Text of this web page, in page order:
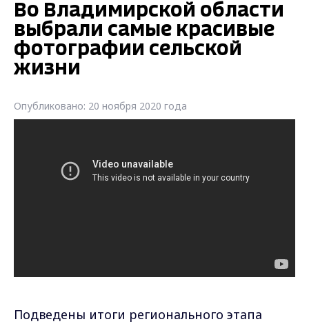
Во Владимирской области
выбрали самые красивые
фотографии сельской
жизни
Опубликовано: 20 ноября 2020 года
Подведены итоги регионального этапа